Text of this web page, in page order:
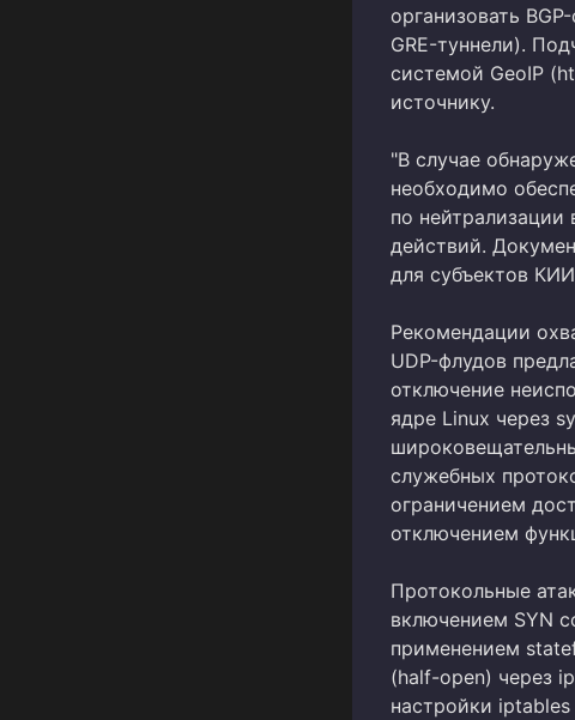
организовать
GRE-туннели).
системой GeoIP
источнику.
"В случае
необходимо
по нейтрализации
действий.
для субъектов
Рекомендации
UDP-флудов
отключение
ядре Linux через
служебных
ограничением
отключением
Протокольные
включением SYN
применением
(half-open) через
настройки